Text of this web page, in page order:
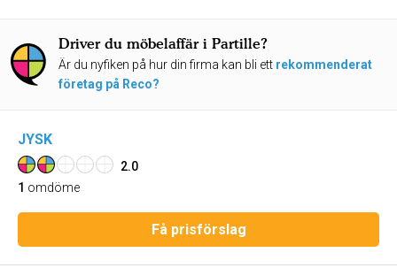
Driver du möbelaffär i Partille?
Är du nyfiken på hur din firma kan bli ett rekommenderat
företag på Reco?
JYSK
2.0
1 omdöme
Få prisförslag